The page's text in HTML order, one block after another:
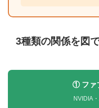
3種類の関係を図
① ファ
NVIDIA